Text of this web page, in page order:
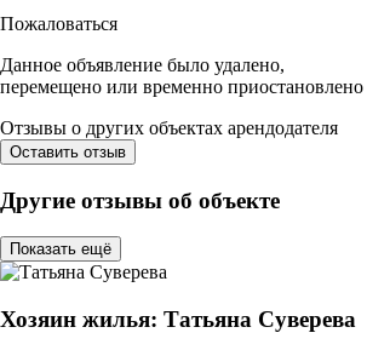
Пожаловаться
Данное объявление было удалено,
перемещено или временно приостановлено
Отзывы о других объектах арендодателя
Оставить отзыв
Другие отзывы об объекте
Показать ещё
Хозяин жилья: Татьяна Суверева